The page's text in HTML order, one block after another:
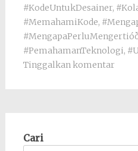
#KodeUntukDesainer,
#MemahamiKode,
#PemahamanTeknologi,
Tinggalkan komentar
Cari